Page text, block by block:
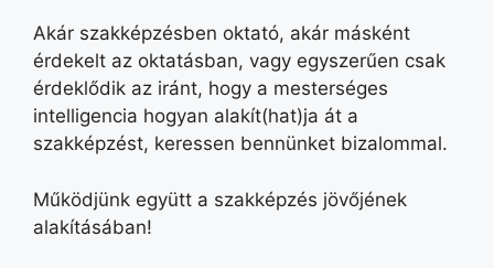
Akár szakképzésben oktató, akár másként
érdekelt az oktatásban, vagy egyszerűen csak
érdeklődik az iránt, hogy a mesterséges
intelligencia hogyan alakít(hat)ja át a
szakképzést, keressen bennünket bizalommal.
Működjünk együtt a szakképzés jövőjének
alakításában!